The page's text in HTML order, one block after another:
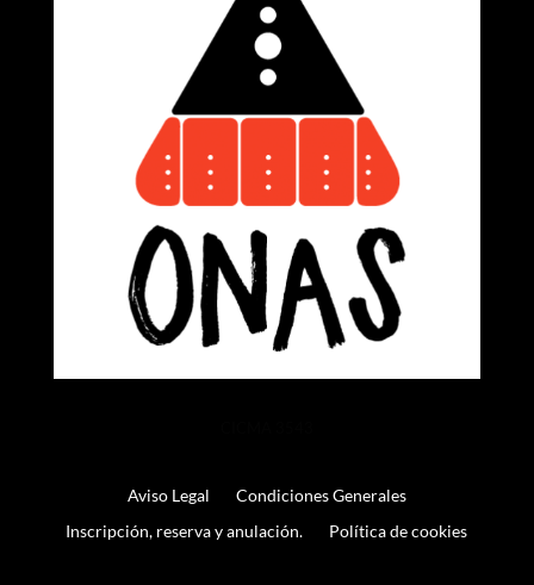
Aviso Legal
Condiciones Generales
Inscripción, reserva y anulación.
Política de cookies